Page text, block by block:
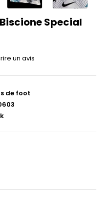
Special
un avis
de foot